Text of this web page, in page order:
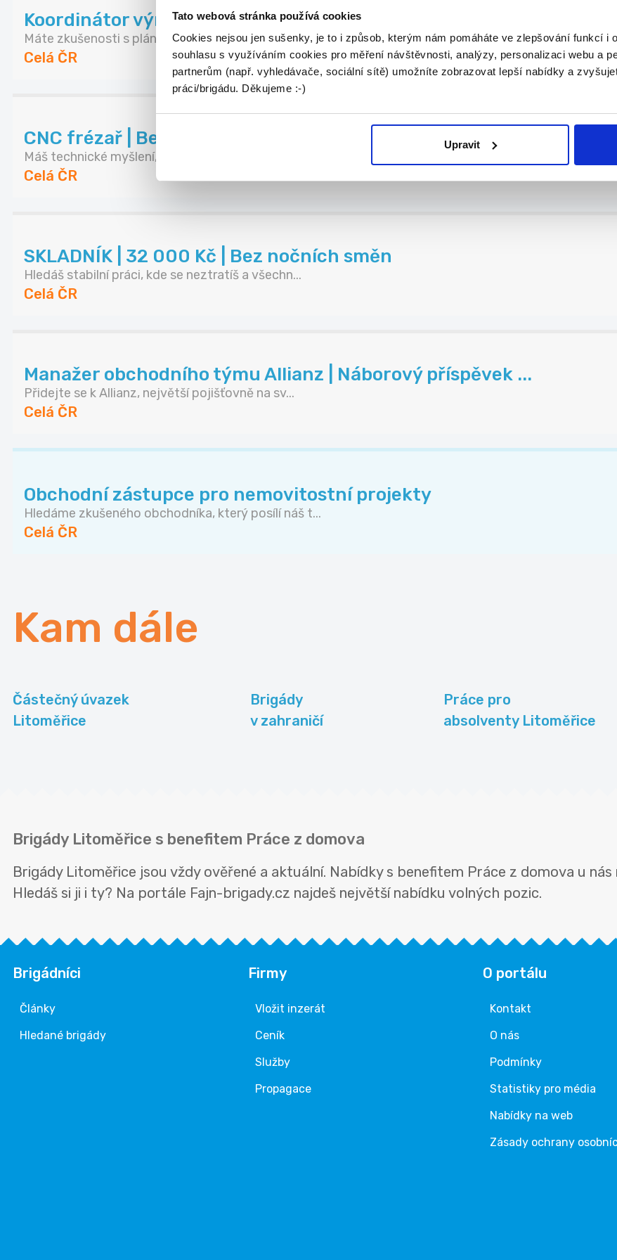
Tato webová stránka používá cookies
Cookies nejsou jen sušenky, je to i způsob, kterým nám pomáháte ve zlepšování funkcí i
souhlasu s využíváním cookies pro měření návštěvnosti, analýzy, personalizaci webu a
partnerům (např. vyhledávače, sociální sítě) umožníte zobrazovat lepší nabídky a
práci/brigádu. Děkujeme :-)
Upravit
Koordinátor výroby | potravinářství | 60 000 Kč
Máte zkušenosti s plánováním a řízením výroby? P...
Celá ČR
CNC frézař | Bez nočních směn
Máš technické myšlení, baví tě stroje a chceš pr...
Celá ČR
SKLADNÍK | 32 000 Kč | Bez nočních směn
Hledáš stabilní práci, kde se neztratíš a všechn...
Celá ČR
Manažer obchodního týmu Allianz | Náborový příspěvek ...
Přidejte se k Allianz, největší pojišťovně na sv...
Celá ČR
Obchodní zástupce pro nemovitostní projekty
Hledáme zkušeného obchodníka, který posílí náš t...
Celá ČR
Kam dále
Částečný úvazek
Litoměřice
Brigády
v zahraničí
Práce pro
absolventy Litoměřice
Brigády Litoměřice s benefitem Práce z domova
Brigády Litoměřice jsou vždy ověřené a aktuální. Nabídky s benefitem Práce z domova u
Hledáš si ji i ty? Na portále Fajn-brigady.cz najdeš největší nabídku volných pozic.
Brigádníci
Články
Hledané brigády
Firmy
Vložit inzerát
Ceník
Služby
Propagace
O portálu
Kontakt
O nás
Podmínky
Statistiky pro média
Nabídky na web
Zásady ochrany